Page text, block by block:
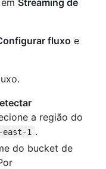
fluxo e
a região do
east-1 .
do bucket de